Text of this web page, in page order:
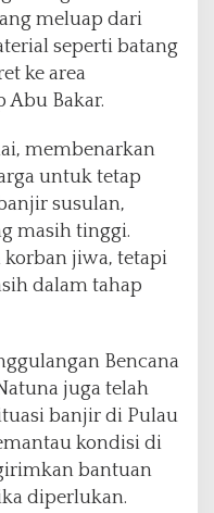
meluap dari
seperti batang
ke area
Abu Bakar.
membenarkan
untuk tetap
susulan,
masih tinggi.
korban jiwa, tetapi
dalam tahap
Bencana
juga telah
banjir di Pulau
kondisi di
bantuan
diperlukan.